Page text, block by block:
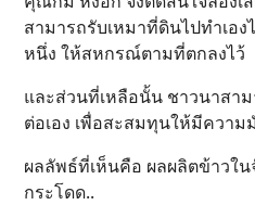
สามารถรับเหมาที่ดินไปทำเอ
หนึ่ง ให้สหกรณ์ตามที่ตกลงไว้
และส่วนที่เหลือนั้น ชาวนาสา
ต่อเอง เพื่อสะสมทุนให้มีควา
ผลลัพธ์ที่เห็นคือ ผลผลิตข้าวใ
กระโดด..